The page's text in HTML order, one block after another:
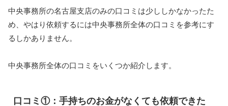
中央事務所の名古屋支店のみの口コミは少ししかなかったた
め、やはり依頼するには中央事務所全体の口コミを参考にす
るしかありません。
中央事務所全体の口コミをいくつか紹介します。
口コミ①：手持ちのお金がなくても依頼できた